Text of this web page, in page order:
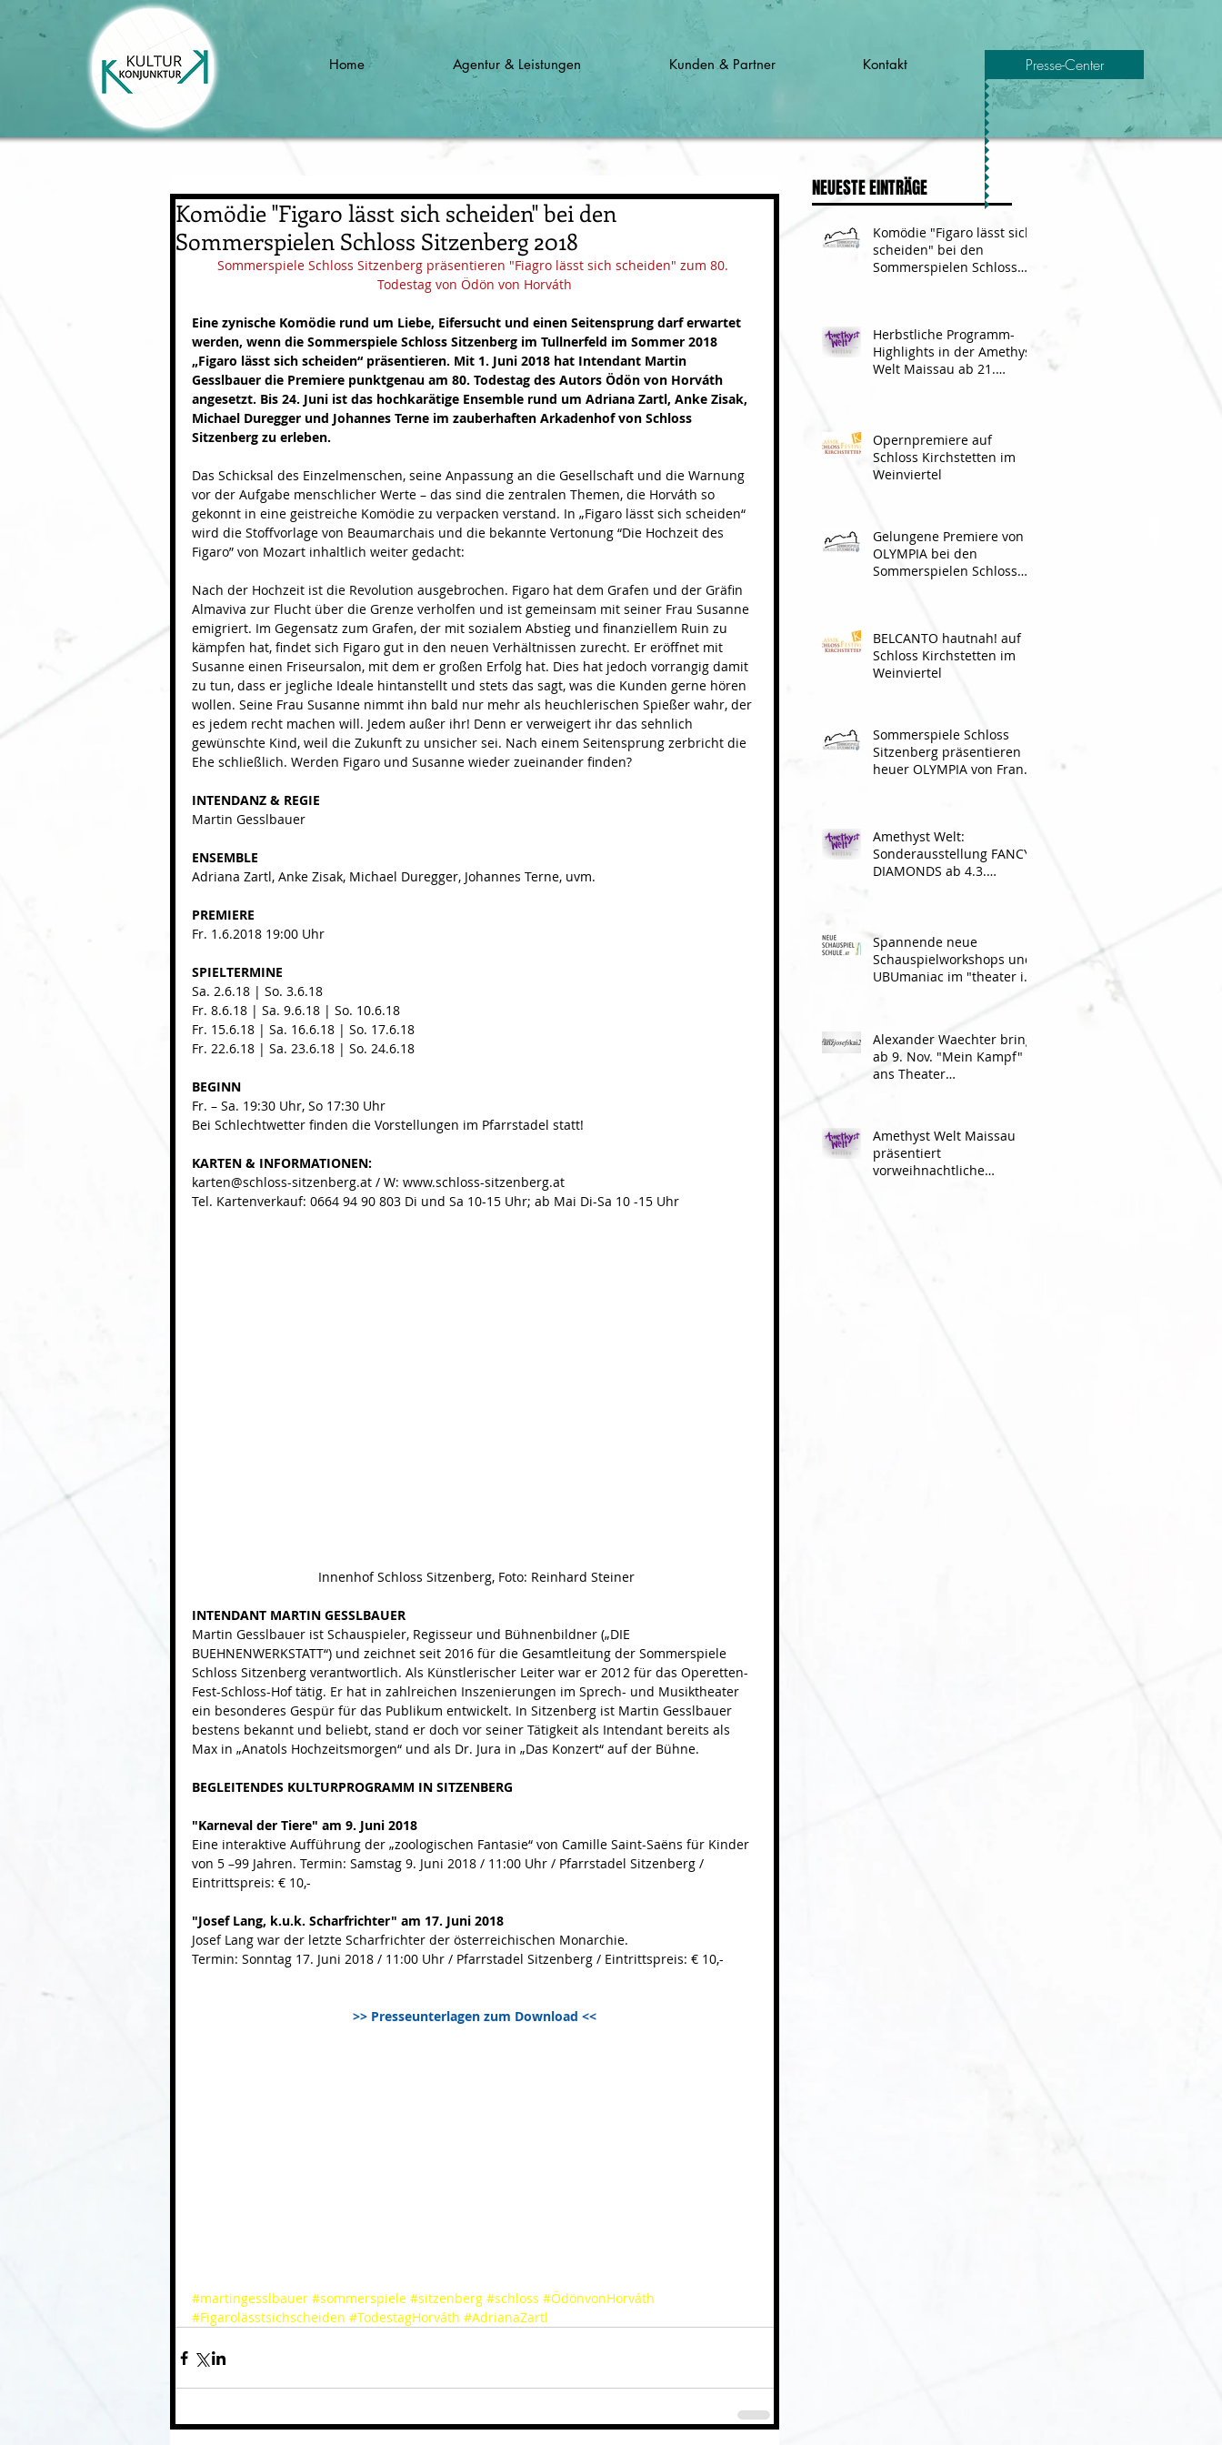
Home Agentur & Leistungen Kunden & Partner Kontakt Presse-Center
Komödie "Figaro lässt sich scheiden" bei den
Sommerspielen Schloss Sitzenberg 2018
Sommerspiele Schloss Sitzenberg präsentieren "Fiagro lässt sich scheiden" zum 80.
Todestag von Ödön von Horváth
Eine zynische Komödie rund um Liebe, Eifersucht und einen Seitensprung darf erwartet
werden, wenn die Sommerspiele Schloss Sitzenberg im Tullnerfeld im Sommer 2018
„Figaro lässt sich scheiden“ präsentieren. Mit 1. Juni 2018 hat Intendant Martin
Gesslbauer die Premiere punktgenau am 80. Todestag des Autors Ödön von Horváth
angesetzt. Bis 24. Juni ist das hochkarätige Ensemble rund um Adriana Zartl, Anke Zisak,
Michael Duregger und Johannes Terne im zauberhaften Arkadenhof von Schloss
Sitzenberg zu erleben.
Das Schicksal des Einzelmenschen, seine Anpassung an die Gesellschaft und die Warnung
vor der Aufgabe menschlicher Werte – das sind die zentralen Themen, die Horváth so
gekonnt in eine geistreiche Komödie zu verpacken verstand. In „Figaro lässt sich scheiden“
wird die Stoffvorlage von Beaumarchais und die bekannte Vertonung “Die Hochzeit des
Figaro” von Mozart inhaltlich weiter gedacht:
Nach der Hochzeit ist die Revolution ausgebrochen. Figaro hat dem Grafen und der Gräfin
Almaviva zur Flucht über die Grenze verholfen und ist gemeinsam mit seiner Frau Susanne
emigriert. Im Gegensatz zum Grafen, der mit sozialem Abstieg und finanziellem Ruin zu
kämpfen hat, findet sich Figaro gut in den neuen Verhältnissen zurecht. Er eröffnet mit
Susanne einen Friseursalon, mit dem er großen Erfolg hat. Dies hat jedoch vorrangig damit
zu tun, dass er jegliche Ideale hintanstellt und stets das sagt, was die Kunden gerne hören
wollen. Seine Frau Susanne nimmt ihn bald nur mehr als heuchlerischen Spießer wahr, der
es jedem recht machen will. Jedem außer ihr! Denn er verweigert ihr das sehnlich
gewünschte Kind, weil die Zukunft zu unsicher sei. Nach einem Seitensprung zerbricht die
Ehe schließlich. Werden Figaro und Susanne wieder zueinander finden?
INTENDANZ & REGIE
Martin Gesslbauer
ENSEMBLE
Adriana Zartl, Anke Zisak, Michael Duregger, Johannes Terne, uvm.
PREMIERE
Fr. 1.6.2018 19:00 Uhr
SPIELTERMINE
Sa. 2.6.18 | So. 3.6.18
Fr. 8.6.18 | Sa. 9.6.18 | So. 10.6.18
Fr. 15.6.18 | Sa. 16.6.18 | So. 17.6.18
Fr. 22.6.18 | Sa. 23.6.18 | So. 24.6.18
BEGINN
Fr. – Sa. 19:30 Uhr, So 17:30 Uhr
Bei Schlechtwetter finden die Vorstellungen im Pfarrstadel statt!
KARTEN & INFORMATIONEN:
karten@schloss-sitzenberg.at / W: www.schloss-sitzenberg.at
Tel. Kartenverkauf: 0664 94 90 803 Di und Sa 10-15 Uhr; ab Mai Di-Sa 10 -15 Uhr
Innenhof Schloss Sitzenberg, Foto: Reinhard Steiner
INTENDANT MARTIN GESSLBAUER
Martin Gesslbauer ist Schauspieler, Regisseur und Bühnenbildner („DIE
BUEHNENWERKSTATT“) und zeichnet seit 2016 für die Gesamtleitung der Sommerspiele
Schloss Sitzenberg verantwortlich. Als Künstlerischer Leiter war er 2012 für das Operetten-
Fest-Schloss-Hof tätig. Er hat in zahlreichen Inszenierungen im Sprech- und Musiktheater
ein besonderes Gespür für das Publikum entwickelt. In Sitzenberg ist Martin Gesslbauer
bestens bekannt und beliebt, stand er doch vor seiner Tätigkeit als Intendant bereits als
Max in „Anatols Hochzeitsmorgen“ und als Dr. Jura in „Das Konzert“ auf der Bühne.
BEGLEITENDES KULTURPROGRAMM IN SITZENBERG
"Karneval der Tiere" am 9. Juni 2018
Eine interaktive Aufführung der „zoologischen Fantasie“ von Camille Saint-Saëns für Kinder
von 5 –99 Jahren. Termin: Samstag 9. Juni 2018 / 11:00 Uhr / Pfarrstadel Sitzenberg /
Eintrittspreis: € 10,-
"Josef Lang, k.u.k. Scharfrichter" am 17. Juni 2018
Josef Lang war der letzte Scharfrichter der österreichischen Monarchie.
Termin: Sonntag 17. Juni 2018 / 11:00 Uhr / Pfarrstadel Sitzenberg / Eintrittspreis: € 10,-
>> Presseunterlagen zum Download <<
#martingesslbauer #sommerspiele #sitzenberg #schloss #ÖdönvonHorváth
#Figarolässtsichscheiden #TodestagHorváth #AdrianaZartl
NEUESTE EINTRÄGE
Komödie "Figaro lässt sich
scheiden" bei den
Sommerspielen Schloss
Herbstliche Programm-
Highlights in der Amethyst
Welt Maissau ab 21.
Opernpremiere auf
Schloss Kirchstetten im
Weinviertel
Gelungene Premiere von
OLYMPIA bei den
Sommerspielen Schloss
BELCANTO hautnah! auf
Schloss Kirchstetten im
Weinviertel
Sommerspiele Schloss
Sitzenberg präsentieren
heuer OLYMPIA von Franz
Amethyst Welt:
Sonderausstellung FANCY
DIAMONDS ab 4.3.
Spannende neue
Schauspielworkshops und
UBUmaniac im "theater im
Alexander Waechter bringt
ab 9. Nov. "Mein Kampf"
ans Theater
Amethyst Welt Maissau
präsentiert
vorweihnachtliche